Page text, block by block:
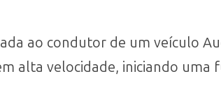
ao condutor de um veículo
alta velocidade, iniciando uma